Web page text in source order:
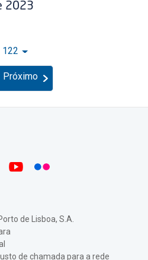
2023
122
Próximo
de Lisboa, S.A.
de chamada para a rede